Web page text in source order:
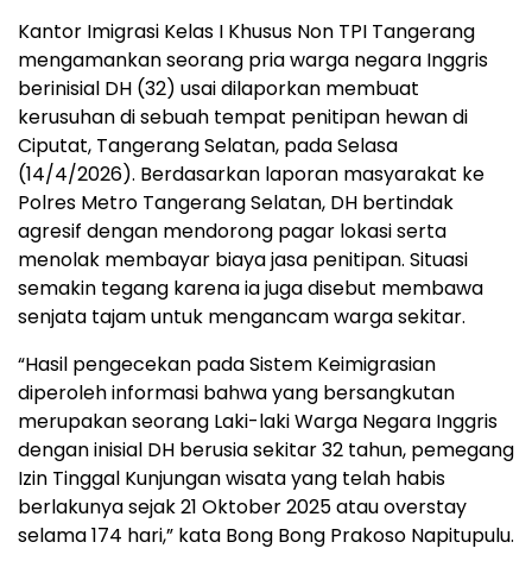
Kantor Imigrasi Kelas I Khusus Non TPI Tangerang
mengamankan seorang pria warga negara Inggris
berinisial DH (32) usai dilaporkan membuat
kerusuhan di sebuah tempat penitipan hewan di
Ciputat, Tangerang Selatan, pada Selasa
(14/4/2026). Berdasarkan laporan masyarakat ke
Polres Metro Tangerang Selatan, DH bertindak
agresif dengan mendorong pagar lokasi serta
menolak membayar biaya jasa penitipan. Situasi
semakin tegang karena ia juga disebut membawa
senjata tajam untuk mengancam warga sekitar.
“Hasil pengecekan pada Sistem Keimigrasian
diperoleh informasi bahwa yang bersangkutan
merupakan seorang Laki-laki Warga Negara Inggris
dengan inisial DH berusia sekitar 32 tahun, pemegang
Izin Tinggal Kunjungan wisata yang telah habis
berlakunya sejak 21 Oktober 2025 atau overstay
selama 174 hari,” kata Bong Bong Prakoso Napitupulu.